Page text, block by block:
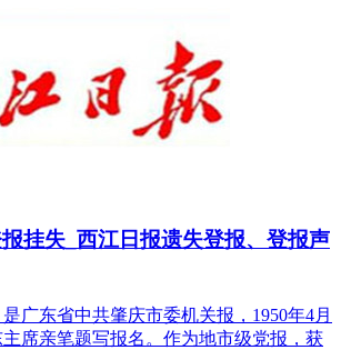
挂失_西江日报遗失登报、登报声
是广东省中共肇庆市委机关报，1950年4月
席亲笔题写报名。作为地市级党报，获